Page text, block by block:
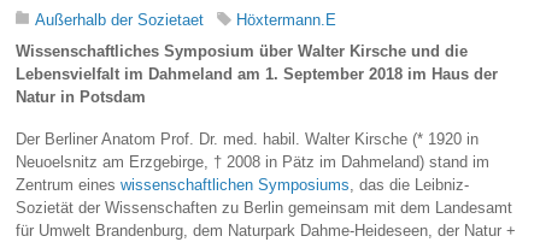
Außerhalb der Sozietaet
Höxtermann.E
Wissenschaftliches Symposium über Walter Kirsche und die
Lebensvielfalt im Dahmeland am 1. September 2018 im Haus der
Natur in Potsdam
Der Berliner Anatom Prof. Dr. med. habil. Walter Kirsche (* 1920 in
Neuoelsnitz am Erzgebirge, † 2008 in Pätz im Dahmeland) stand im
Zentrum eineswissenschaftlichen Symposiums , das die Leibniz-
Sozietät der Wissenschaften zu Berlin gemeinsam mit dem Landesamt
für Umwelt Brandenburg, dem Naturpark Dahme-Heideseen, der Natur +